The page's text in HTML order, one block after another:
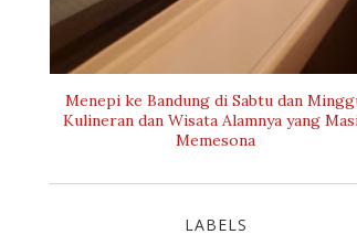
Menepi ke Bandung di Sabtu dan
Kulineran dan Wisata Alamnya yang
Memesona
LABELS